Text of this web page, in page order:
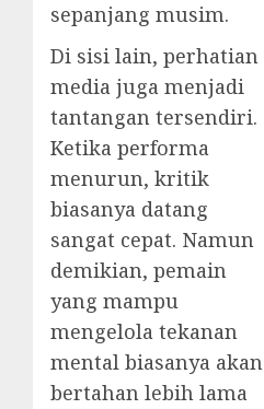
sepanjang musim.
Di sisi lain, perhatian
media juga menjadi
tantangan tersendiri.
Ketika performa
menurun, kritik
biasanya datang
sangat cepat. Namun
demikian, pemain
yang mampu
mengelola tekanan
mental biasanya akan
bertahan lebih lama